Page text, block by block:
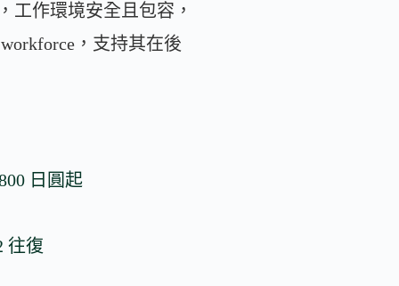
工作環境安全且包容，
，支持其在後
日圓起
往復